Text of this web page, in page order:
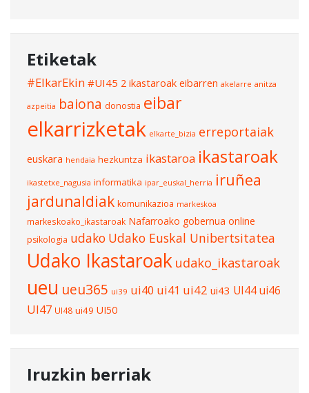
Etiketak
#ElkarEkin #UI45 2 ikastaroak eibarren akelarre anitza
azpeitia baiona donostia eibar
elkarrizketak elkarte_bizia erreportaiak
euskara hendaia hezkuntza ikastaroa ikastaroak
ikastetxe_nagusia informatika ipar_euskal_herria iruñea
jardunaldiak komunikazioa markeskoa
markeskoako_ikastaroak Nafarroako gobernua online
psikologia udako Udako Euskal Unibertsitatea
Udako Ikastaroak udako_ikastaroak
ueu ueu365 ui39 ui40 ui41 ui42 ui43 UI44ui46
UI47 UI48 ui49 UI50
Iruzkin berriak